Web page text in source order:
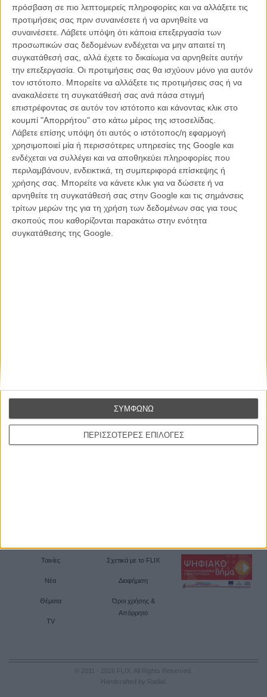
πρόσβαση σε πιο λεπτομερείς πληροφορίες και να αλλάξετε τις
προτιμήσεις σας πριν συναινέσετε ή να αρνηθείτε να
συναινέσετε. Λάβετε υπόψη ότι κάποια επεξεργασία των
προσωπικών σας δεδομένων ενδέχεται να μην απαιτεί τη
συγκατάθεσή σας, αλλά έχετε το δικαίωμα να αρνηθείτε αυτήν
την επεξεργασία. Οι προτιμήσεις σας θα ισχύουν μόνο για αυτόν
τον ιστότοπο. Μπορείτε να αλλάξετε τις προτιμήσεις σας ή να
ανακαλέσετε τη συγκατάθεσή σας ανά πάσα στιγμή
επιστρέφοντας σε αυτόν τον ιστότοπο και κάνοντας κλικ στο
κουμπί "Απορρήτου" στο κάτω μέρος της ιστοσελίδας.
Λάβετε επίσης υπόψη ότι αυτός ο ιστότοπος/η εφαρμογή
χρησιμοποιεί μία ή περισσότερες υπηρεσίες της Google και
ενδέχεται να συλλέγει και να αποθηκεύει πληροφορίες που
περιλαμβάνουν, ενδεικτικά, τη συμπεριφορά επίσκεψης ή
χρήσης σας. Μπορείτε να κάνετε κλικ για να δώσετε ή να
αρνηθείτε τη συγκατάθεσή σας στην Google και τις σημάνσεις
τρίτων μερών της για τη χρήση των δεδομένων σας για τους
σκοπούς που καθορίζονται παρακάτω στην ενότητα
συγκατάθεσης της Google.
ΠΕΡΙΣΣΟΤΕΡΕΣ ΕΠΙΛΟΓΕΣ
ΣΥΜΦΩΝΩ
ΘΕΜΑΤΑ /27 ΙΟΥΛ 2017/ Λήδα Γαλανού
Βιμ Βέντερς
Συνέντευξη
Η επιτυχία είναι υπερτιμημένη. Δεν σε κάνει
καλύτερο, δεν σε πάει πουθενά η επιτυχία. Είναι
απλώς ένα ωραίο, ανεβαστικό, επιφανειακό
συναίσθημα.»
Ταινίες
Νέα
Θέματα
TV
Σχετικά με το FLIX
Διαφήμιση
Όροι χρήσης &
Απόρρητο
© 2011 - 2026 FLIX. All Rights Reserved.
Handcrafted by Radial